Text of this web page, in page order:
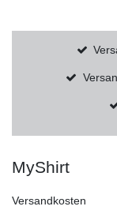
MyShirt
Versandkosten